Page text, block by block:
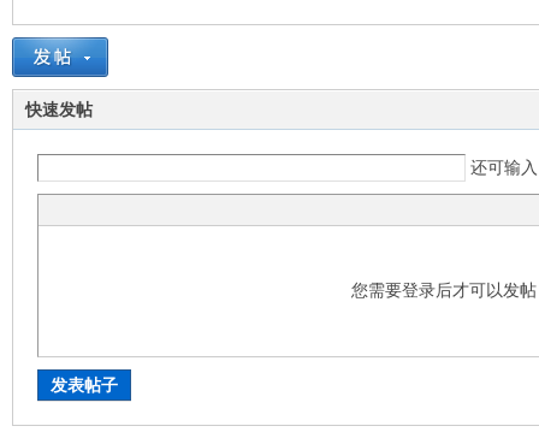
lk
快速发帖
还可输
您需要登录后才可以发
发表帖子